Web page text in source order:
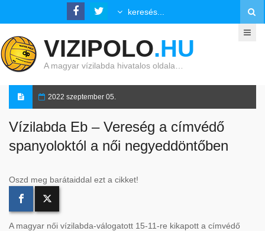
VIZIPOLO.HU
A magyar vízilabda hivatalos oldala…
2022 szeptember 05.
Vízilabda Eb – Vereség a címvédő
spanyoloktól a női negyeddöntőben
Oszd meg barátaiddal ezt a cikket!
A magyar női vízilabda-válogatott 15-11-re kikapott a címvédő